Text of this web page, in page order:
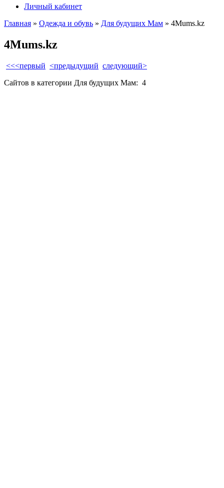
Личный кабинет
Главная » Одежда и обувь » Для будущих Мам » 4Mums.kz
4Mums.kz
<<<первый <предыдущий следующий>
Сайтов в категории Для будущих Мам: 4